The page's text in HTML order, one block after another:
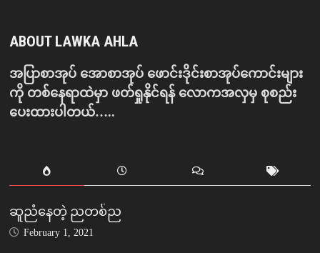
ABOUT LAWKA AHLA
အပြာစာအုပ် အောစာအုပ် ဖောင်းဒိုင်းစာအုပ်ကောင်းများ
ကို တစ်နေရာထဲမှာ ဖတ်ရှုနိုင်ရန် လောကအလှမှ စုစည်း
ပေးထားပါတယ်…..
ဆူညံနေတဲ့ ညတစ်ည
February 1, 2021